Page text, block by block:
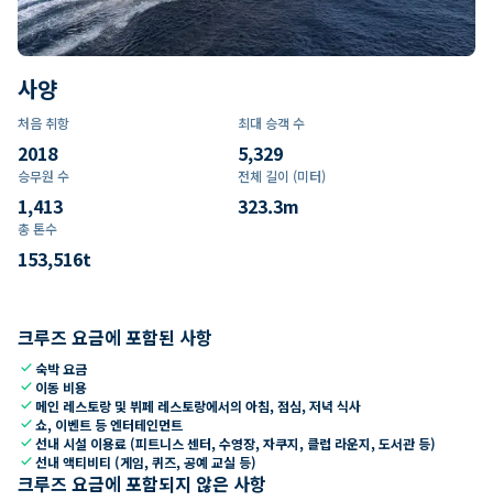
사양
처음 취항
2018
최대 승객 수
5,329
승무원 수
1,413
전체 길이 (미터)
323.3m
총 톤수
153,516t
크루즈 요금에 포함된 사항
check숙박 요금
check 이동 비용
check 메인 레스토랑 및 뷔페 레스토랑에서의 아침, 점심, 저녁 식사
check쇼, 이벤트 등 엔터테인먼트
check선내 시설 이용료 (피트니스 센터, 수영장, 자쿠지, 클럽 라운지, 도서관 등)
check선내 액티비티 (게임, 퀴즈, 공예 교실 등)
크루즈 요금에 포함되지 않은 사항